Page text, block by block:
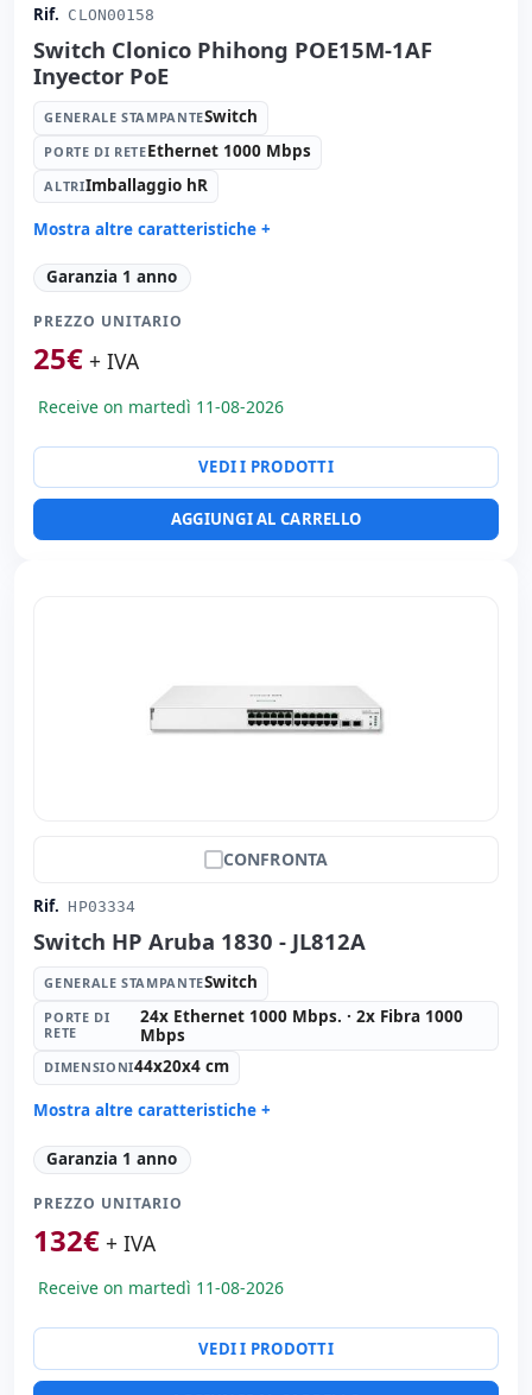
Rif. CLON00158
Switch Clonico Phihong POE15M-1AF
Inyector PoE
GENERALE STAMPANTESwitch
PORTE DI RETEEthernet 1000 Mbps
ALTRIImballaggio hR
Mostra altre caratteristiche +
Generale stampante:
Porte di rete: Ethernet 1000 Mbps.
Altri: Imballaggio hR
Dimensioni:
Garanzia 1 anno
PREZZO UNITARIO
25€ + IVA
Receive on martedì 11-08-2026
VEDI I PRODOTTI
AGGIUNGI AL CARRELLO
CONFRONTA
Rif. HP03334
Switch HP Aruba 1830 - JL812A
GENERALE STAMPANTESwitch
PORTE DI
RETE
24x Ethernet 1000 Mbps. · 2x Fibra 1000
Mbps
DIMENSIONI44x20x4 cm
Mostra altre caratteristiche +
Generale stampante:
Porte di rete: 24x Ethernet 1000 Mbps. · 2x Fibra 1000
Mbps.
Dimensioni:
Peso:
3.00 Kg.
Garanzia 1 anno
PREZZO UNITARIO
132€ + IVA
Receive on martedì 11-08-2026
VEDI I PRODOTTI